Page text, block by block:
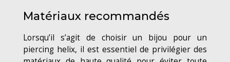
Matériaux recommandés
Lorsqu’il s’agit de choisir un bijou pour un
piercing helix, il est essentiel de privilégier des